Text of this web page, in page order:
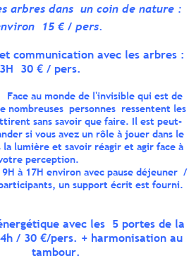
arbres dans un coin de nature :
15 € / pers.
communication avec les arbres :
3H 30 € / pers.
Face au monde de l'invisible qui est de
nombreuses personnes ressentent les
sans savoir que faire. Il est peut-
si vous avez un rôle à jouer dans le
la lumière et savoir réagir et agir face à
perception.
à 17H environ avec pause déjeuner /
un support écrit est fourni.
avec les 5 portes de la
/ 30 €/pers. + harmonisation au
tambour.